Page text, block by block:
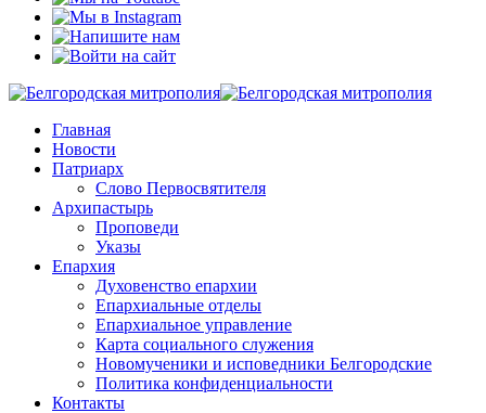
Главная
Новости
Патриарх
Слово Первосвятителя
Архипастырь
Проповеди
Указы
Епархия
Духовенство епархии
Епархиальные отделы
Епархиальное управление
Карта социального служения
Новомученики и исповедники Белгородские
Политика конфиденциальности
Контакты